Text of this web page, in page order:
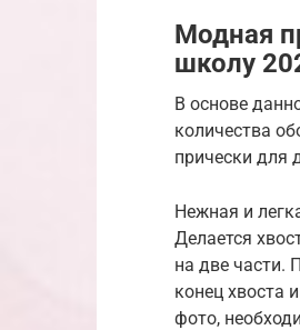
Модная
школу
В основе
количества
прически для
Нежная и
Делается
на две части.
конец хвоста
фото,